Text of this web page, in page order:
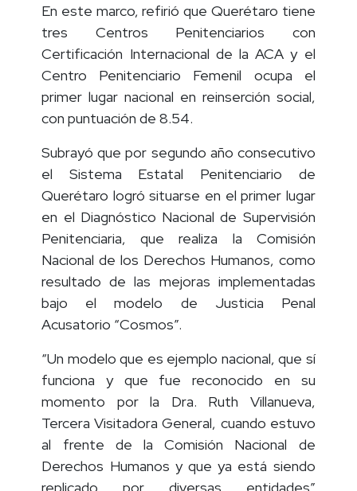
En este marco, refirió que Querétaro tiene
tres Centros Penitenciarios con
Certificación Internacional de la ACA y el
Centro Penitenciario Femenil ocupa el
primer lugar nacional en reinserción social,
Subrayó que por segundo año consecutivo
el Sistema Estatal Penitenciario de
Querétaro logró situarse en el primer lugar
en el Diagnóstico Nacional de Supervisión
Penitenciaria, que realiza la Comisión
Nacional de los Derechos Humanos, como
resultado de las mejoras implementadas
bajo el modelo de Justicia Penal
“Un modelo que es ejemplo nacional, que sí
funciona y que fue reconocido en su
momento por la Dra. Ruth Villanueva,
Tercera Visitadora General, cuando estuvo
al frente de la Comisión Nacional de
Derechos Humanos y que ya está siendo